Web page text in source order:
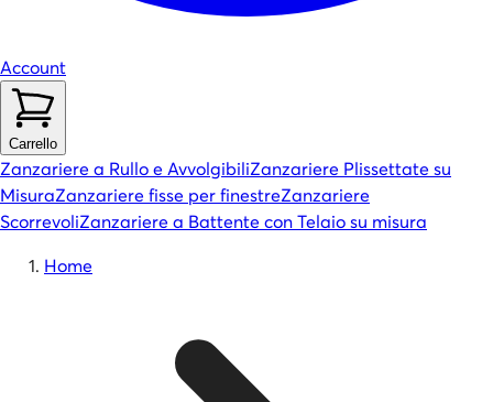
Account
Carrello
Zanzariere a Rullo e AvvolgibiliZanzariere Plissettate su
MisuraZanzariere fisse per finestreZanzariere
ScorrevoliZanzariere a Battente con Telaio su misura
Home